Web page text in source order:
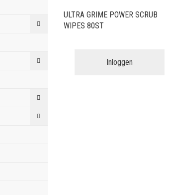
ULTRA GRIME POWER SCRUB
WIPES 80ST
Inloggen